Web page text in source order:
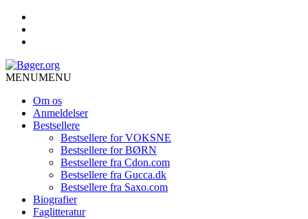
MENUMENU
Om os
Anmeldelser
Bestsellere
Bestsellere for VOKSNE
Bestsellere for BØRN
Bestsellere fra Cdon.com
Bestsellere fra Gucca.dk
Bestsellere fra Saxo.com
Biografier
Faglitteratur